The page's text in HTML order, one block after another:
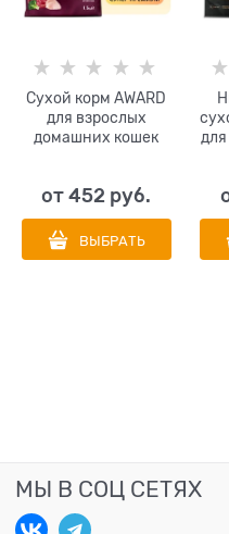
Сухой корм AWARD
для взрослых
домашних кошек
курицей с
добавлением
брокколи и юкки
Шидигера Indoor Big
от452 руб.
ВЫБРАТЬ
МЫ В СОЦ СЕТЯХ